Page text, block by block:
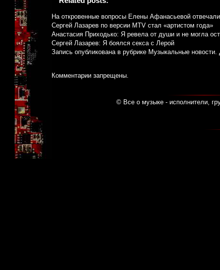
На откровенные вопросы Елены Афанасьевой
Сергей Лазарев по версии MTV стал «артистом года»
Анастасия Приходько: Я ревела от души и не могла
Сергей Лазарев: Я боялся секса с Лерой
Запись опубликована в рубрике Музыкальные новости.
Комментарии запрещены.
© Все о музыке - исполнители,